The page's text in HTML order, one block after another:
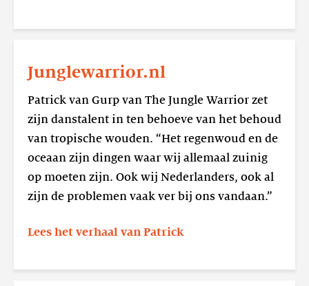
Junglewarrior.nl
Patrick van Gurp van The Jungle Warrior zet
zijn danstalent in ten behoeve van het behoud
van tropische wouden. “Het regenwoud en de
oceaan zijn dingen waar wij allemaal zuinig
op moeten zijn. Ook wij Nederlanders, ook al
zijn de problemen vaak ver bij ons vandaan.”
Lees het verhaal van Patrick
meer
Junglewarrior.nl